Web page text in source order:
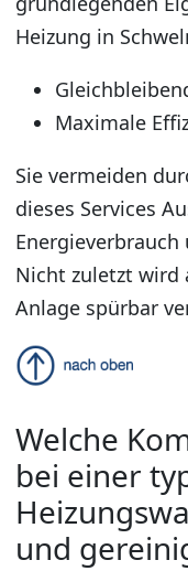
Heizung in
Maximale
Sie vermeiden
dieses Services
Nicht zuletzt wird
Anlage spürbar
Welche
bei einer
und